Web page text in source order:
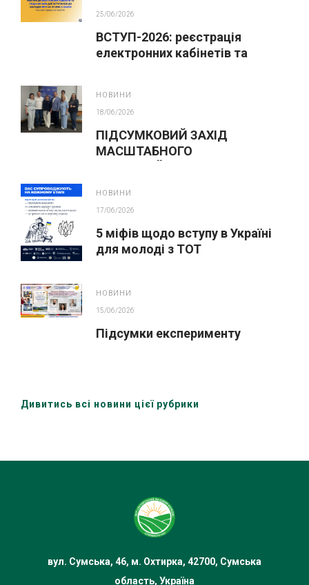
25/06/2026
ВСТУП-2026: реєстрація
електронних кабінетів та
НОВИНИ
18/06/2026
ПІДСУМКОВИЙ ЗАХІД
МАСШТАБНОГО
НОВИНИ
17/06/2026
5 міфів щодо вступу в Україні
для молоді з ТОТ
НОВИНИ
15/06/2026
Підсумки експерименту
Дивитись всі новини цієї рубрики
вул. Сумська, 46, м. Охтирка, 42700, Сумська
область, Україна